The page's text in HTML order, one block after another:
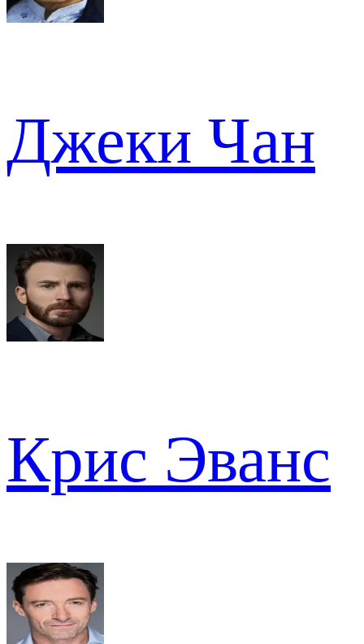
Джеки Чан
Крис Эванс